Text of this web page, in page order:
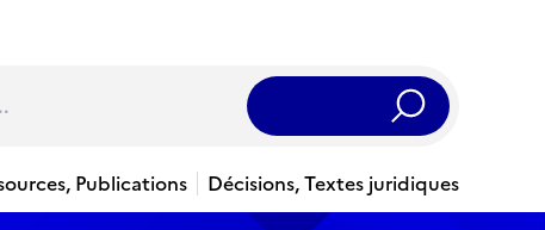
Rechercher
Publications Décisions, Textes juridiques